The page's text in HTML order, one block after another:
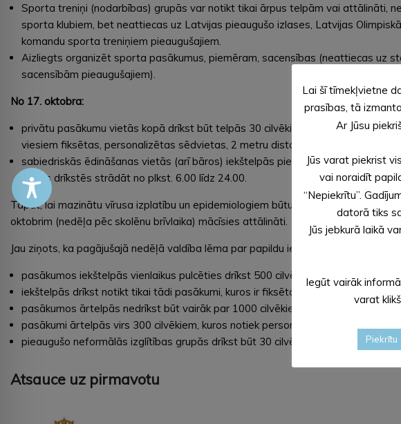
Sporta treniņi (nodarbības) grupās var notikt tikai ārpus telpām vai attālināti,
sporta klubiem, bet neattiecas uz Latvijas pieaugušo izlases, Latvijas
komandu sporta treniņiem pieaugušajiem.
Aizliegts organizēt sporta pasākumus, piemēram, sacensības (neattiecas uz
sacensībām pieaugušajiem).
No 17. oktobra:
privātu pasākumu vietās kopā drīkst būt telpās 30 cilvēki, ārpus telpām – 300
viesiem fiksētas, personalizētas sēdvietas, 2 metru distance (izņemot
sabiedriskās ēdināšanas vietās (arī bāros) iekštelpās pie galdiņiem drīkst
vietas drīkstēs strādāt no plkst. 6.00 līdz 24.00.
Tāpat, lai mazinātu vīrusa izplatību un epidemiologiem būtu laiks novērot
oktobrim (nedēļa pēc skolēnu brīvlaika) mācīsies attālināti.
Jau ziņots, ka pagājušajā nedēļā valdība lēma par papildu ierobežojumiem
pasākumos iekštelpās vienlaikus pulcēties drīkst 500 cilvēki;
iekštelpās drīkst notikt tikai tādi pasākumi, kuros ir fiksētas, personalizētas
pasākumos ārtelpās nedrīkst būt vairāk par 1000 cilvēkiem;
pasākumi ārtelpās virs 300 cilvēkiem, kuros notiek personu pārvietošanās
pieaugušo neformālās izglītības grupās drīkst būt 30 cilvēki vienā grupā.
Atsauce uz pirmavotu
Lai šī tīmekļvietne
prasības, tā
Ar Jūsu
Jūs varat piekrist
vai noraidīt
“Nepiekrītu”.
datorā tiks
Jūs jebkurā laikā
Iegūt vairāk
varat
Piekrītu